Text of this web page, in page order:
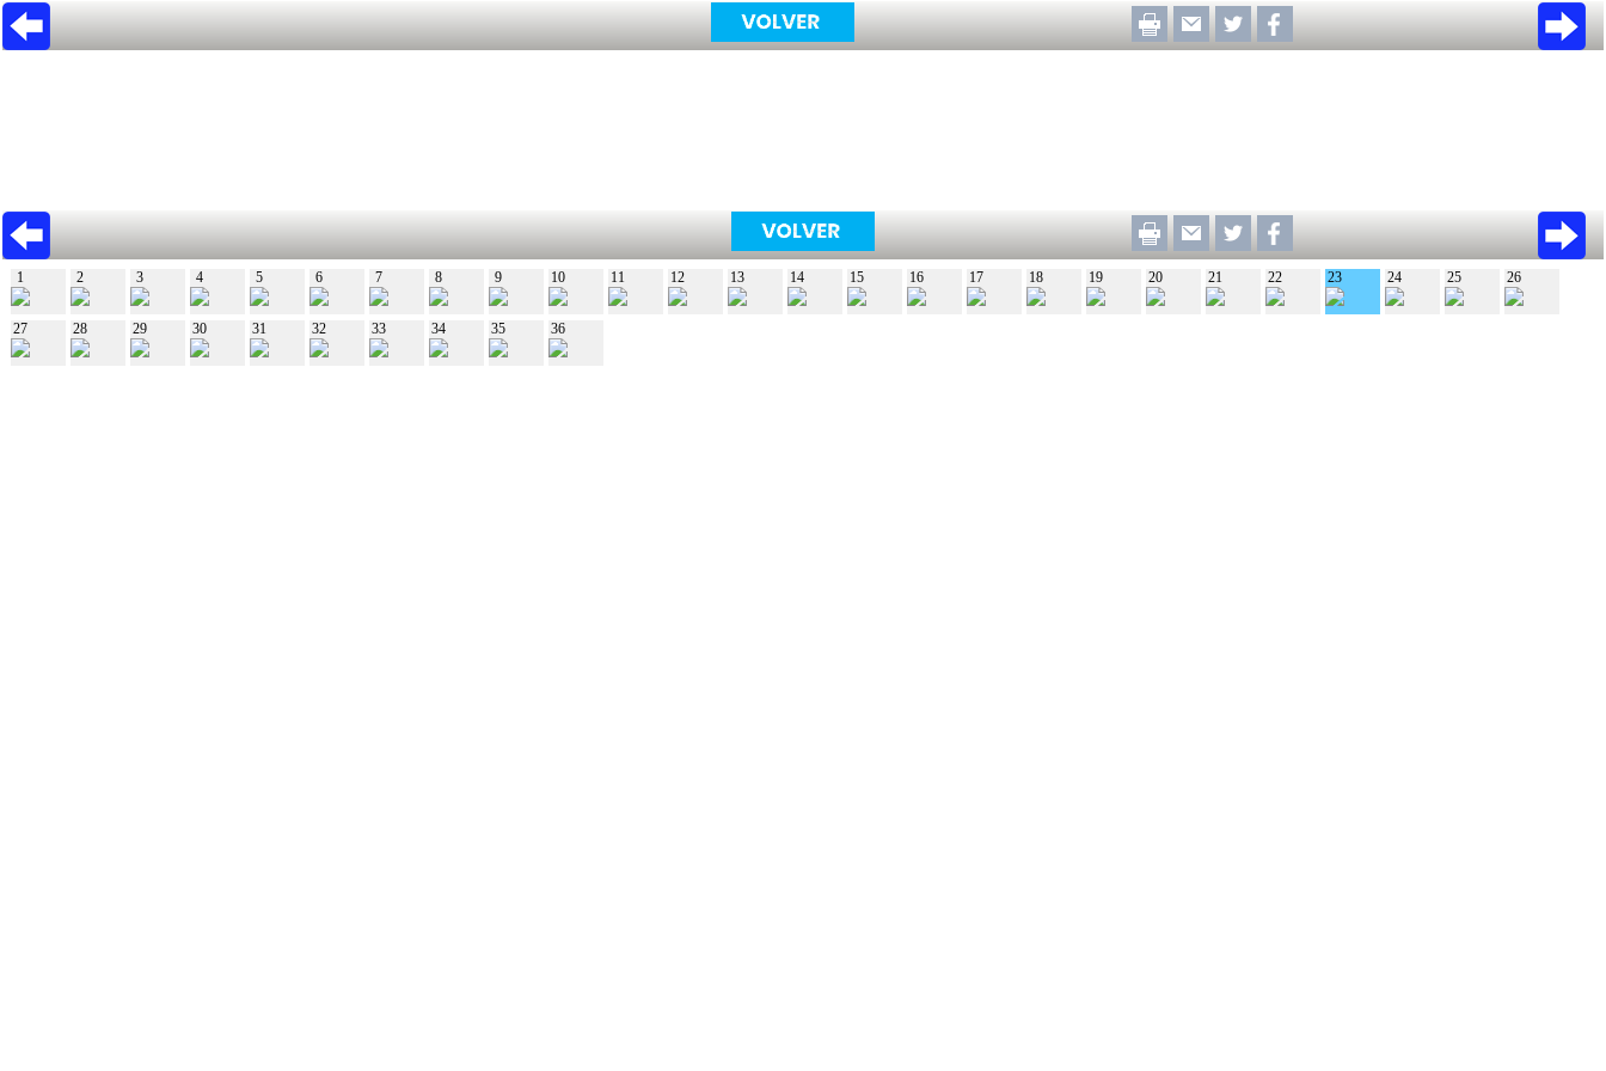
1 2 3 4 5 6 7 8 9 10 11 12 13 14 15 16 17 18 19 20 21 22 23 24 25 26
27 28 29 30 31 32 33 34 35 36